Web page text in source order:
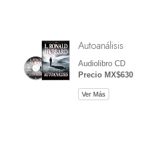
Autoanálisis
Audiolibro CD
Precio MX$630
Ver Más